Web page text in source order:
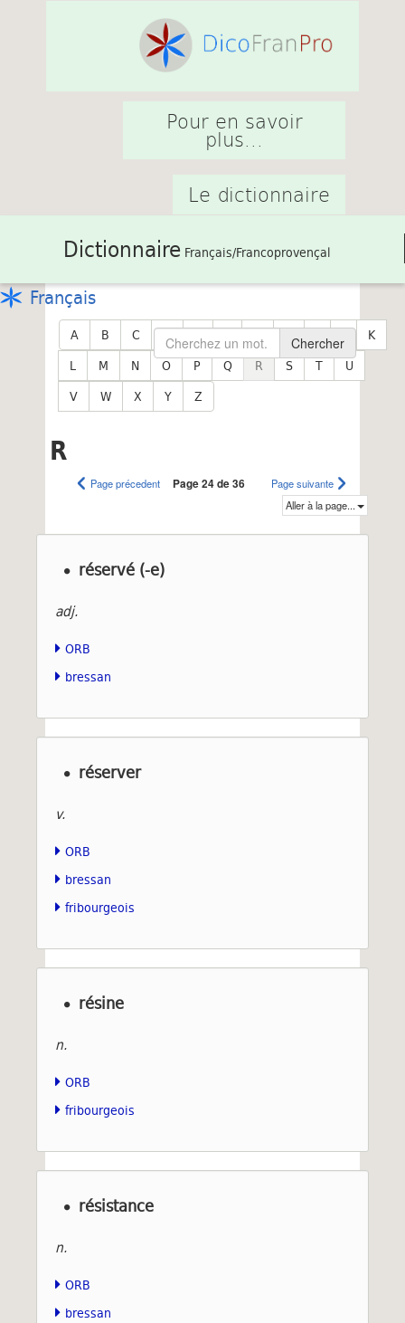
Pour en savoir
plus...
Le dictionnaire
Dictionnaire Français/Francoprovençal
Français
Chercher
A B C D E F G H I J
K
L
M N O P Q R S T
U
V
W X Y Z
R
Page précedent Page 24 de 36
Page suivante
Aller à la page...
réservé (-e)
adj.
ORB
bressan
réserver
v.
ORB
bressan
fribourgeois
résine
n.
ORB
fribourgeois
résistance
n.
ORB
bressan